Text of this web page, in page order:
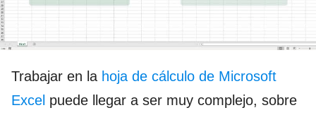
Trabajar en la hoja de cálculo de Microsoft
Excel puede llegar a ser muy complejo, sobre